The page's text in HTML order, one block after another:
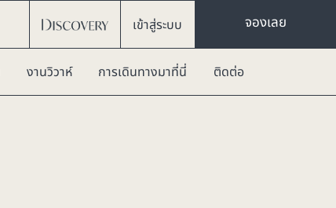
เข้าสู่ระบบ จองเลย
งานวิวาห์ การเดินทางมาที่นี่ ติดต่อ